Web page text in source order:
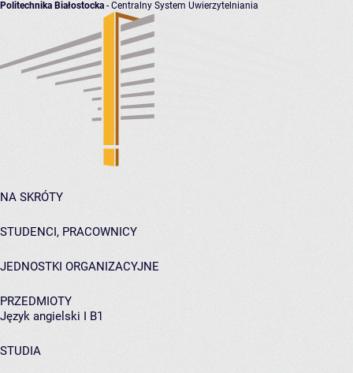
Politechnika Białostocka - Centralny System Uwierzytelniania
NA SKRÓTY
STUDENCI, PRACOWNICY
JEDNOSTKI ORGANIZACYJNE
PRZEDMIOTY
Język angielski I B1
STUDIA